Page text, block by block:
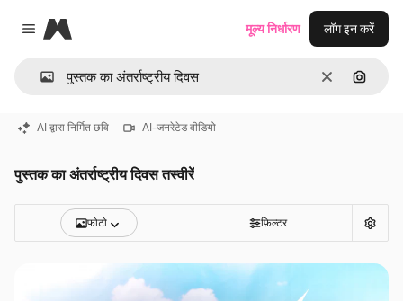
Close menu
Magnific
साफ़ इमेज से
मूल्य निर्धारण लॉग इन करें
AI द्वारा निर्मित छवि AI-जनरेटेड वीडियो
पुस्तक का अंतर्राष्ट्रीय दिवस तस्वीरें
फोटो फ़िल्टर